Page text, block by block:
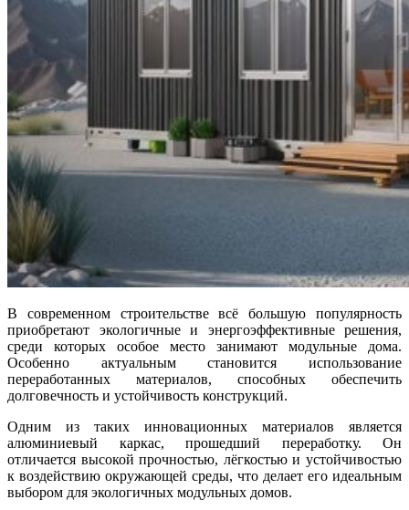
В современном строительстве всё большую популярность
приобретают экологичные и энергоэффективные решения,
среди которых особое место занимают модульные дома.
Особенно актуальным становится использование
переработанных материалов, способных обеспечить
долговечность и устойчивость конструкций.
Одним из таких инновационных материалов является
алюминиевый каркас, прошедший переработку. Он
отличается высокой прочностью, лёгкостью и устойчивостью
к воздействию окружающей среды, что делает его идеальным
выбором для экологичных модульных домов.